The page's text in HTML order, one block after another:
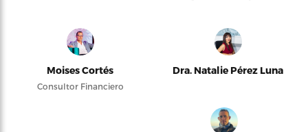
Moises Cortés
Consultor Financiero
Dra. Natalie Pérez Luna